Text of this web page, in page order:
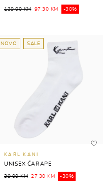
139,00 KM 97,30 KM -30%
NOVO SALE
KARL KANI
UNISEX ČARAPE
39,00 KM 27,30 KM -30%